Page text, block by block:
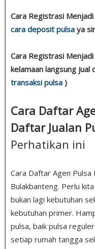
Cara Registrasi
cara deposit pulsa ya
Cara Registrasi
kelamaan langsung jual
transaksi pulsa )
Cara Daftar
Daftar Jualan
Perhatikan ini
Cara Daftar Agen Pulsa
Bulakbanteng. Perlu
bukan lagi kebutuhan
kebutuhan primer.
pulsa, baik pulsa
setiap rumah tangga